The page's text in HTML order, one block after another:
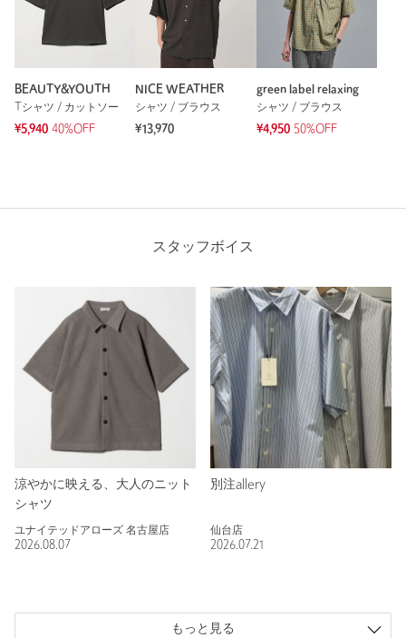
BEAUTY&YOUTH
Tシャツ / カットソー
¥5,940 40%OFF
NICE WEATHER
シャツ / ブラウス
¥13,970
green label relaxing
シャツ / ブラウス
¥4,950 50%OFF
スタッフボイス
涼やかに映える、大人のニット
シャツ
ユナイテッドアローズ 名古屋店
2026.08.07
別注allery
仙台店
2026.07.21
もっと見る